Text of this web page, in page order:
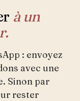
à un
: envoyez
avec une
Sinon par
rester